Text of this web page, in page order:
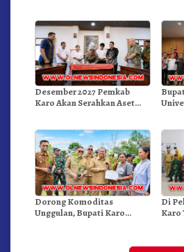
Desember 2027 Pemkab
Karo Akan Serahkan Aset
Dorong Komoditas
Unggulan, Bupati Karo
Di
Karo